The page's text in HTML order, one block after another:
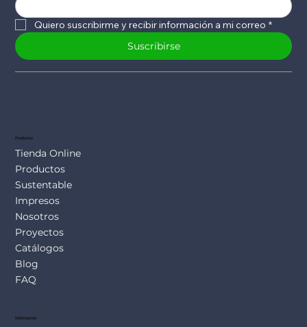
Quiero suscribirme y recibir información a mi correo *
Suscribirse
Productos
Tienda Online
Productos
Sustentable
Impresos
Nosotros
Proyectos
Catálogos
Blog
FAQ
Información